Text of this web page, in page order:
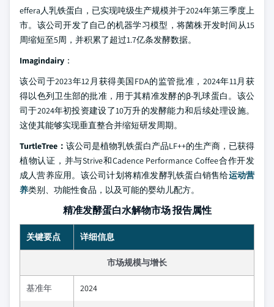
effera人乳铁蛋白，已实现吨级生产规模并于2024年第三季度上
市。该公司开发了自己的机器学习模型，将菌株开发时间从15
周缩短至5周，并积累了超过1.7亿条发酵数据。
Imagindairy ：
该公司于2023年12月获得美国FDA的监管批准，2024年11月获
得以色列卫生部的批准，用于其精准发酵的β-乳球蛋白。该公
司于2024年初投资建设了10万升的发酵能力和后续处理设施。
这使其能够实现垂直整合并缩短研发周期。
TurtleTree： 该公司是植物乳铁蛋白产品LF++的生产商，已获得
植物认证，并与Strive和Cadence Performance Coffee合作开发
成人营养应用。该公司计划将精准发酵乳铁蛋白销售给运动营
养类别、功能性食品，以及可能的婴幼儿配方。
精准发酵蛋白水解物市场 报告属性
关键要点 详细信息
市场规模与增长
基准年 2024